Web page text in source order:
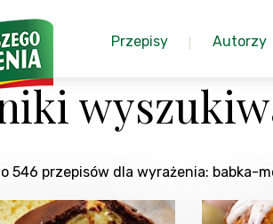
Przepisy Autorzy
546 przepisów dla wyrażenia: babka-